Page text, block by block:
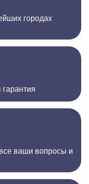
городах
гарантия
ваши вопросы и